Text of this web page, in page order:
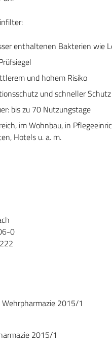
enthaltenen Bakterien wie
und hohem Risiko
und schneller
bis zu 70 Nutzungstage
im Wohnbau, in
Hotels u. a. m.
0
2015/1
2015/1